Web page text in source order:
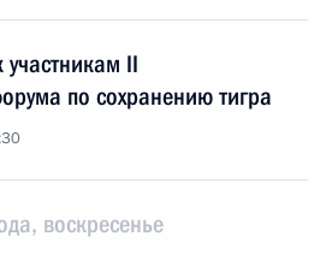
II
по сохранению тигра
воскресенье